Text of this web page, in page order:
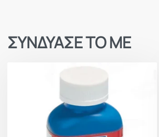
ΣΥΝΔΥΑΣΕ ΤΟ ΜΕ